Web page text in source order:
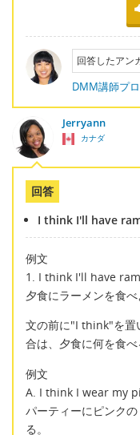
回答したアン
DMM講師プ
Jerryann
カナダ
回答
I think I'll have
例文
1. I think I'll have
夕食にラーメンを食べ
文の前に"I think"を置
合は、夕食に何を食べ
例文
A. I think I wear my
パーティーにピンク
る。